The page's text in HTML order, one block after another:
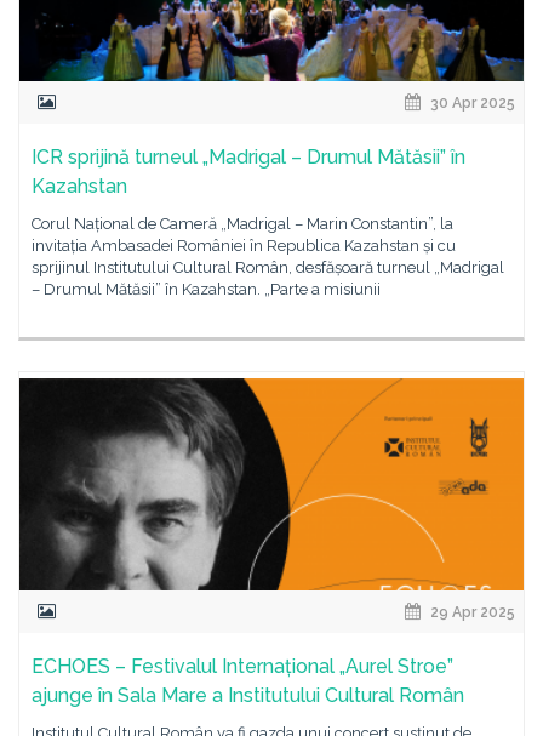
30 Apr 2025
ICR sprijină turneul „Madrigal – Drumul Mătăsii” în
Kazahstan
Corul Național de Cameră „Madrigal – Marin Constantin”, la
invitația Ambasadei României în Republica Kazahstan și cu
sprijinul Institutului Cultural Român, desfășoară turneul „Madrigal
– Drumul Mătăsii” în Kazahstan. „Parte a misiunii
29 Apr 2025
ECHOES – Festivalul Internațional „Aurel Stroe”
ajunge în Sala Mare a Institutului Cultural Român